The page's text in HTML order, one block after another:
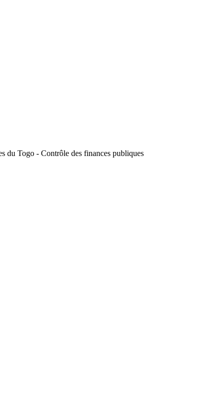
du Togo - Contrôle des finances publiques